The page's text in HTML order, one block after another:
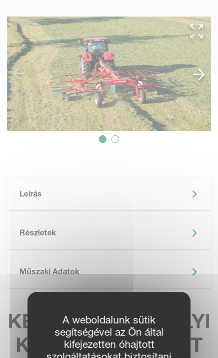
Leírás
Részletek
Műszaki Adatok
KERESSE MEG HELYI
KÉPVISELETÜNKET
A weboldalunk sütik
segítségével az Ön által
kifejezetten óhajtott